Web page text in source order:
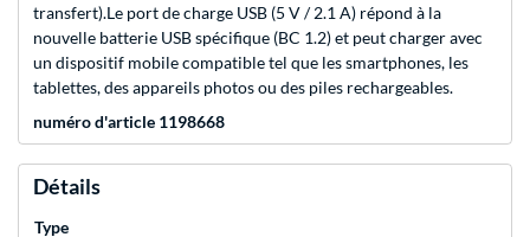
transfert).Le port de charge USB (5 V / 2.1 A) répond à la
nouvelle batterie USB spécifique (BC 1.2) et peut charger avec
un dispositif mobile compatible tel que les smartphones, les
tablettes, des appareils photos ou des piles rechargeables.
numéro d'article 1198668
Détails
Type